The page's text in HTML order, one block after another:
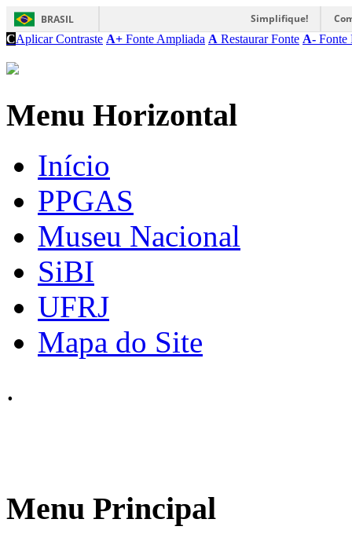
BRASIL Simplifique!
CAplicar Contraste A+ Fonte Ampliada A Restaurar Fonte A- Fonte
Menu Horizontal
Início
PPGAS
Museu Nacional
SiBI
UFRJ
Mapa do Site
.
Menu Principal